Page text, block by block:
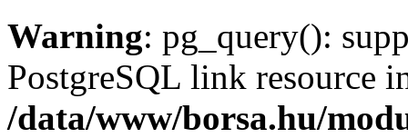
Warning: pg_query():
PostgreSQL link resource
/data/www/borsa.hu/